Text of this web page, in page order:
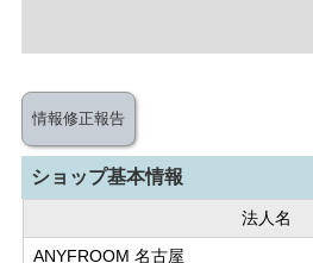
情報修正報告
ショップ基本情報
法人名
ANYFROOM 名古屋